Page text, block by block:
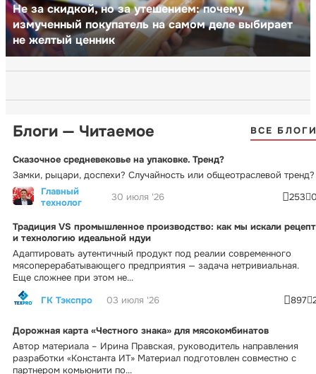
Не за скидкой, но за утешением: почему
измученный покупатель на самом деле выбирает
не желтый ценник
Блоги — Читаемое ВСЕ
Сказочное средневековье на упаковке. Тренд?
Замки, рыцари, доспехи? Случайность или общеотраслевой тренд?
Главный
технолог
30 июля '26 253
Традиция VS промышленное производство: как мы искали рецепт
и технологию идеальной ндуи
Адаптировать аутентичный продукт под реалии современного
мясоперерабатывающего предприятия — задача нетривиальная.
Еще сложнее при этом не...
ГК Тэкспро
03 июля '26 897
Дорожная карта «Честного знака» для мясокомбинатов
Автор материала – Ирина Правская, руководитель направления
разработки «Константа ИТ» Материал подготовлен совместно с
партнером комьюнити по...